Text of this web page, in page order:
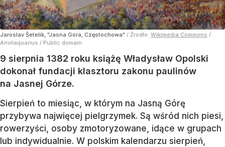
Jaroslav Šetelík, "Jasna Góra, Częstochowa" / Źródło: Wikimedia Commons /
Anvilaquarius / Public domain
9 sierpnia 1382 roku książę Władysław Opolski
dokonał fundacji klasztoru zakonu paulinów
na Jasnej Górze.
Sierpień to miesiąc, w którym na Jasną Górę
przybywa najwięcej pielgrzymek. Są wśród nich piesi,
rowerzyści, osoby zmotoryzowane, idące w grupach
lub indywidualnie. W polskim kalendarzu sierpień,